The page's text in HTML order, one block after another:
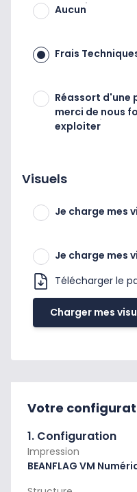
Aucun
Frais
Réassort d'une
merci de nous
exploiter
Visuels
Je charge mes
Je charge mes
Télécharger le
Charger mes
Votre
1. Configuration
Impression
BEANFLAG VM